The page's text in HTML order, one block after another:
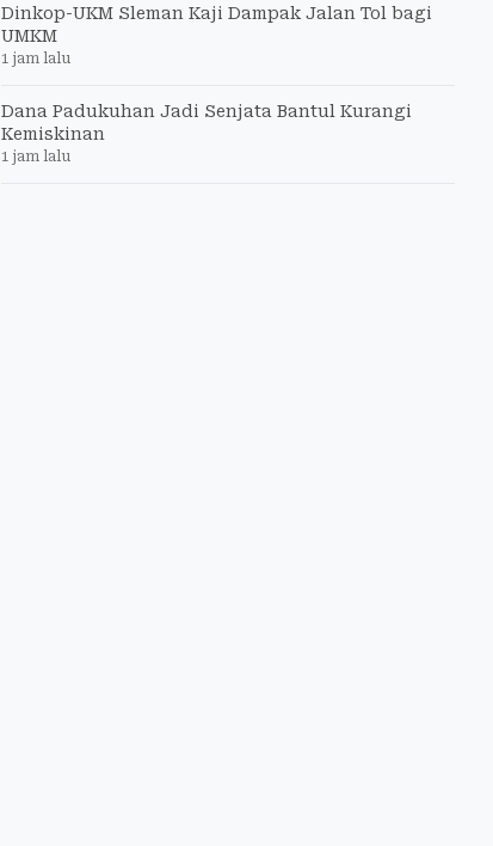
Dinkop-UKM Sleman Kaji Dampak Jalan Tol bagi
UMKM
1 jam lalu
Dana Padukuhan Jadi Senjata Bantul Kurangi
Kemiskinan
1 jam lalu